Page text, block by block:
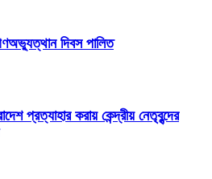
দিবস পালিত
প্রত্যাহার করায় কেন্দ্রীয় নেতৃবৃন্দের